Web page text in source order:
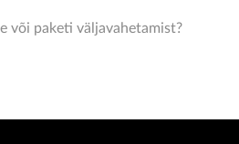
või paketi väljavahetamist?